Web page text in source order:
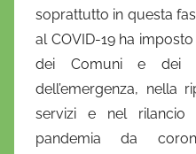
soprattutto in questa
al COVID-19 ha
dei Comuni e dei
dell’emergenza, nella
servizi e nel rilancio
pandemia da